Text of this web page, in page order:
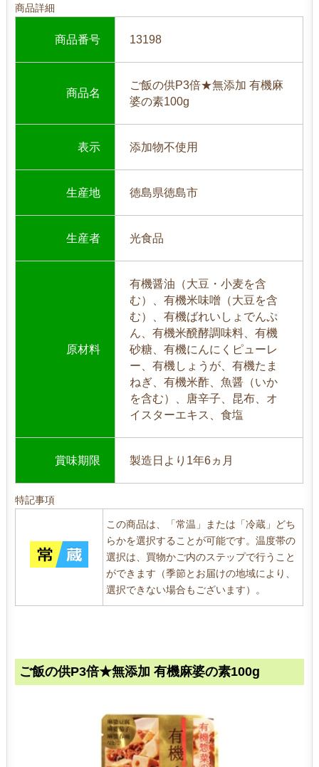
商品詳細
商品番号 13198
商品名
ご飯の供P3倍★無添加 有機麻
婆の素100g
表示 添加物不使用
生産地 徳島県徳島市
生産者 光食品
原材料
有機醤油（大豆・小麦を含
む）、有機米味噌（大豆を含
む）、有機ばれいしょでんぷ
ん、有機米醗酵調味料、有機
砂糖、有機にんにくピューレ
ー、有機しょうが、有機たま
ねぎ、有機米酢、魚醤（いか
を含む）、唐辛子、昆布、オ
イスターエキス、食塩
賞味期限 製造日より1年6ヵ月
特記事項
この商品は、「常温」または「冷蔵」どち
らかを選択することが可能です。温度帯の
選択は、買物かご内のステップで行うこと
ができます（季節とお届けの地域により、
選択できない場合もございます）。
ご飯の供P3倍★無添加 有機麻婆の素100g